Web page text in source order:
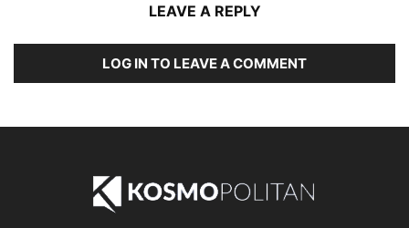
LEAVE A REPLY
LOG IN TO LEAVE A COMMENT